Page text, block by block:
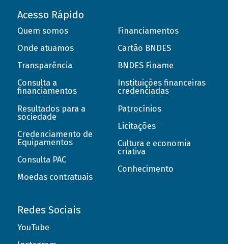
Acesso Rápido
Quem somos
Onde atuamos
Transparência
Consulta a
financiamentos
Resultados para a
sociedade
Credenciamento de
Equipamentos
Consulta PAC
Moedas contratuais
Financiamentos
Cartão BNDES
BNDES Finame
Instituições financeiras
credenciadas
Patrocínios
Licitações
Cultura e economia
criativa
Conhecimento
Redes Sociais
YouTube